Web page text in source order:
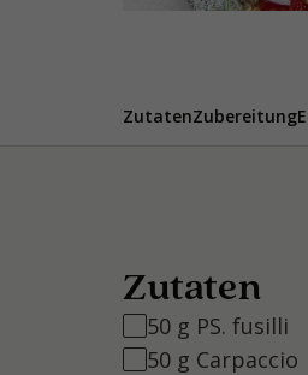
ZutatenZubereitung
Zutaten
50 g PS. fusilli
50 g Carpaccio